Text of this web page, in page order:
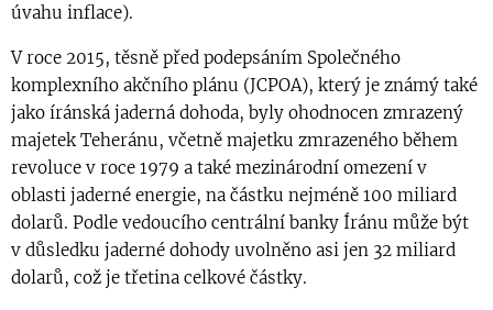
úvahu inflace).
V roce 2015, těsně před podepsáním Společného
komplexního akčního plánu (JCPOA), který je známý také
jako íránská jaderná dohoda, byly ohodnocen zmrazený
majetek Teheránu, včetně majetku zmrazeného během
revoluce v roce 1979 a také mezinárodní omezení v
oblasti jaderné energie, na částku nejméně 100 miliard
dolarů. Podle vedoucího centrální banky Íránu může být
v důsledku jaderné dohody uvolněno asi jen 32 miliard
dolarů, což je třetina celkové částky.